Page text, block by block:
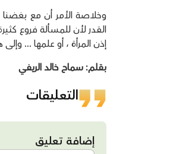
وخلاصة الأمر أن مع
القدر لأن للمسألة فروع
إذن المرأة ، أو علمها ... وإلى
بقلم: سماح خالد الريفي
التعليقات
إضافة تعليق